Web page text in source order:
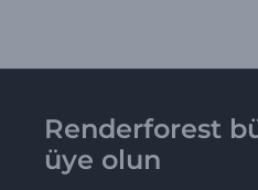
Renderforest
üye olun